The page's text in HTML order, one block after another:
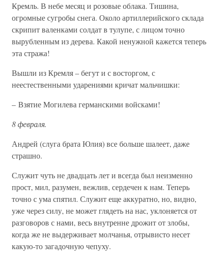
Кремль. В небе месяц и розовые облака. Тишина,
огромные сугробы снега. Около артиллерийского склада
скрипит валенками солдат в тулупе, с лицом точно
вырубленным из дерева. Какой ненужной кажется теперь
эта стража!
Вышли из Кремля – бегут и с восторгом, с
неестественными ударениями кричат мальчишки:
– Взятие Могилева германскими войсками!
8 февраля.
Андрей (слуга брата Юлия) все больше шалеет, даже
страшно.
Служит чуть не двадцать лет и всегда был неизменно
прост, мил, разумен, вежлив, сердечен к нам. Теперь
точно с ума спятил. Служит еще аккуратно, но, видно,
уже через силу, не может глядеть на нас, уклоняется от
разговоров с нами, весь внутренне дрожит от злобы,
когда же не выдерживает молчанья, отрывисто несет
какую-то загадочную чепуху.